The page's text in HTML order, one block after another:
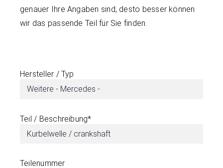
genauer Ihre Angaben sind, desto besser können
wir das passende Teil für Sie finden.
Hersteller / Typ
Teil / Beschreibung*
Teilenummer